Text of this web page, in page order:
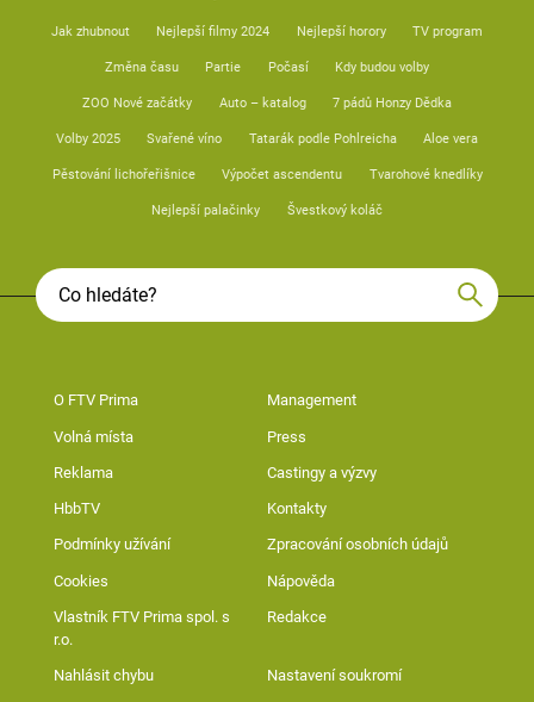
Jak zhubnout Nejlepší filmy 2024 Nejlepší horory TV program
Změna času Partie Počasí Kdy budou volby
ZOO Nové začátky Auto – katalog 7 pádů Honzy Dědka
Volby 2025 Svařené víno Tatarák podle Pohlreicha Aloe vera
Pěstování lichořeřišnice Výpočet ascendentu Tvarohové knedlíky
Nejlepší palačinky Švestkový koláč
O FTV Prima Management
Volná místa Press
Reklama Castingy a výzvy
HbbTV Kontakty
Podmínky užívání Zpracování osobních údajů
Cookies Nápověda
Vlastník FTV Prima spol. s
r.o.
Redakce
Nahlásit chybu Nastavení soukromí